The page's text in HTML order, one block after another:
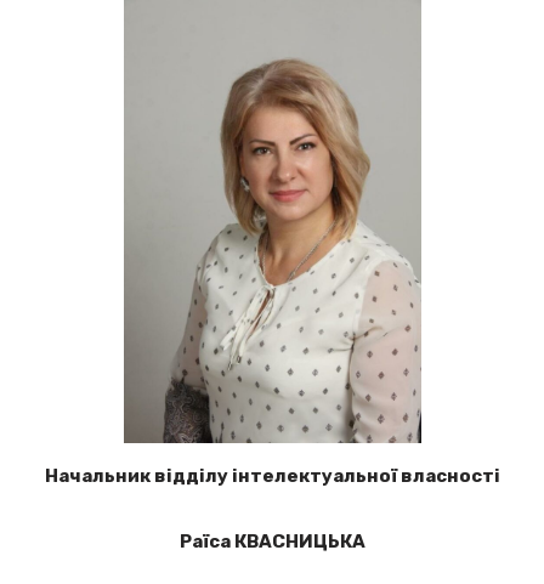
Начальник відділу інтелектуальної власності
Раїса КВАСНИЦЬКА